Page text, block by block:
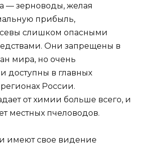
— зерноводы, желая
прибыль,
слишком опасными
Они запрещены в
мира, но очень
доступны в главных
России.
от химии больше всего, и
местных пчеловодов.
имеют свое видение